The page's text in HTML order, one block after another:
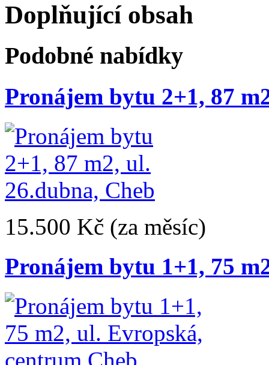
Doplňující obsah
Podobné nabídky
Pronájem bytu 2+1, 87
15.500 Kč (za měsíc)
Pronájem bytu 1+1, 75